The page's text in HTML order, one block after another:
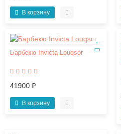
В корзину
Барбекю Invicta Louqsor
41900 ₽
В корзину